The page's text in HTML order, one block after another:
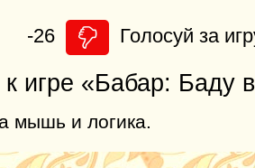
-26 Голосуй за
к игре «Бабар: Баду
мышь и логика.